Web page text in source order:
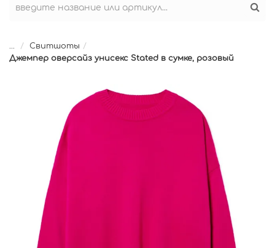
...
Свитшоты
Джемпер оверсайз унисекс Stated в сумке, розовый